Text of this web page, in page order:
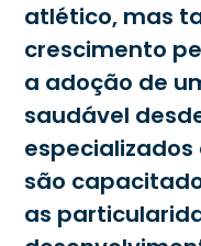
atlético, mas
crescimento
a adoção de
saudável
especializados
são
as